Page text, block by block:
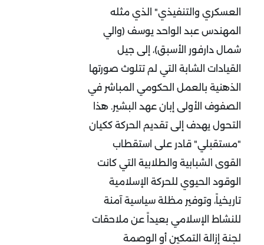
العسكري والتنفيذي" الذي مثله
المهندس عبد الواحد يوسف (والي
شمال دارفور الأسبق)، إلى جيل
القيادات الشابة التي لم تتلوث صورتها
الذهنية بالعمل الحكومي المباشر في
الصفوف الأولى إبان عهد البشير. هذا
التحول يهدف إلى تقديم الحركة ككيان
"مستقبلي" قادر على استقطاب
القوى الشبابية والطلابية التي كانت
الوقود الحيوي للحركة الإسلامية
تاريخياً، وتوفير مظلة سياسية آمنة
للنشاط الإسلامي بعيداً عن ملاحقات
لجنة إزالة التمكين أو الوصمة